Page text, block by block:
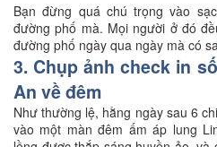
Bạn đừng quá chú trọng vào
đường phố mà. Mọi người ở đó
đường phố ngày qua ngày mà có
3. Chụp ảnh check in
An về đêm
Như thường lệ, hằng ngày sau 6
vào một màn đêm ấm áp lung